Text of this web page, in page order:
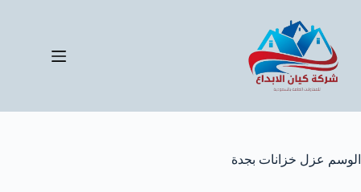
المحتوى
الوسم عزل خزانات بجدة